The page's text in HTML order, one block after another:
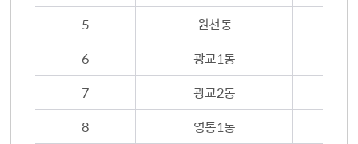
5
원천동
6
광교1동
7
광교2동
8
영통1동